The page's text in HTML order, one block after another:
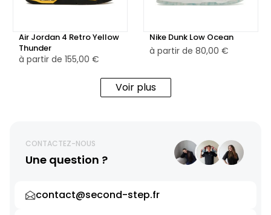
Air Jordan 4 Retro Yellow
Thunder
à partir de 155,00 €
Nike Dunk Low Ocean
à partir de 80,00 €
Voir plus
CONTACTEZ-NOUS
Une question ?
contact@second-step.fr